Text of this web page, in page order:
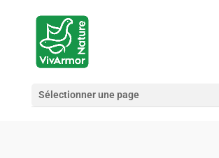
Sélectionner une page